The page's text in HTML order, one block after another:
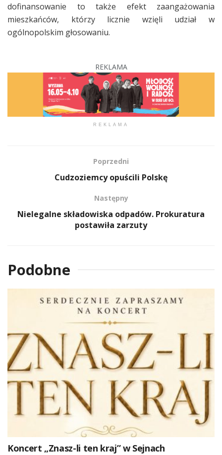
dofinansowanie to także efekt zaangażowania
mieszkańców, którzy licznie wzięli udział w
ogólnopolskim głosowaniu.
REKLAMA
REKLAMA
Poprzedni
Cudzoziemcy opuścili Polskę
Następny
Nielegalne składowiska odpadów. Prokuratura
postawiła zarzuty
Podobne
Koncert „Znasz-li ten kraj” w Sejnach